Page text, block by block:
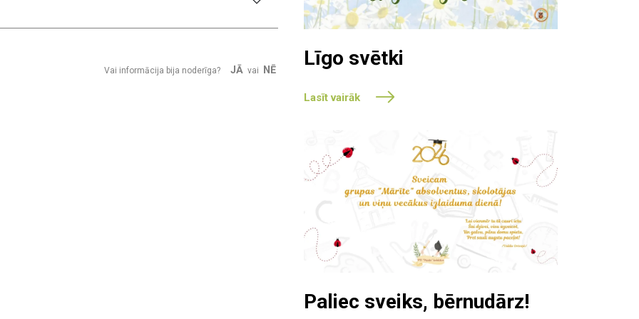
Vai informācija bija noderīga? JĀ vai NĒ
Līgo svētki
Lasīt vairāk
Paliec sveiks, bērnudārz!